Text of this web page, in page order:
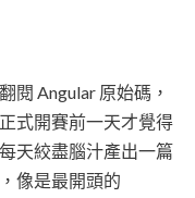
閱 Angular 原始碼，
式開賽前一天才覺得
天絞盡腦汁產出一篇
像是最開頭的